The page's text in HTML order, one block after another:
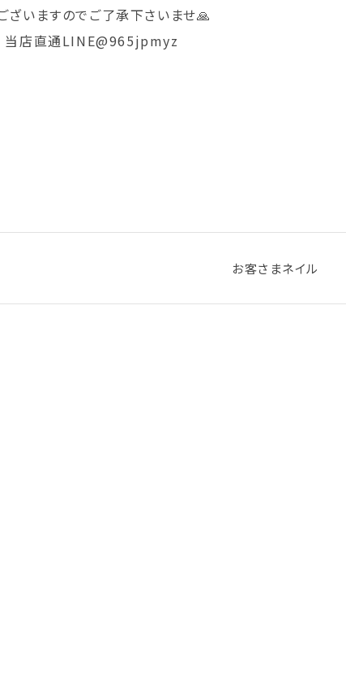
いますのでご了承下さいませ🙏
当店直通LINE@965jpmyz
お客さまネイル